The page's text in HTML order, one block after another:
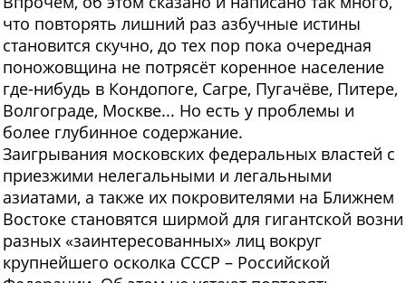
что повторять лишний раз азбучные истины
становится скучно, до тех пор пока очередная
поножовщина не потрясёт коренное население
где-нибудь в Кондопоге, Сагре, Пугачёве, Питере,
Волгограде, Москве... Но есть у проблемы и
более глубинное содержание.
Заигрывания московских федеральных властей с
приезжими нелегальными и легальными
азиатами, а также их покровителями на Ближнем
Востоке становятся ширмой для гигантской возни
разных «заинтересованных» лиц вокруг
крупнейшего осколка СССР – Российской